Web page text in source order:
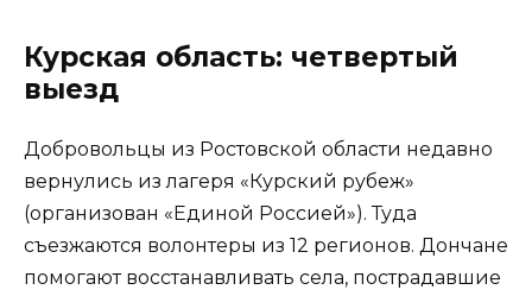
Курская область: четвертый
выезд
Добровольцы из Ростовской области недавно
вернулись из лагеря «Курский рубеж»
(организован «Единой Россией»). Туда
съезжаются волонтеры из 12 регионов. Дончане
помогают восстанавливать села, пострадавшие